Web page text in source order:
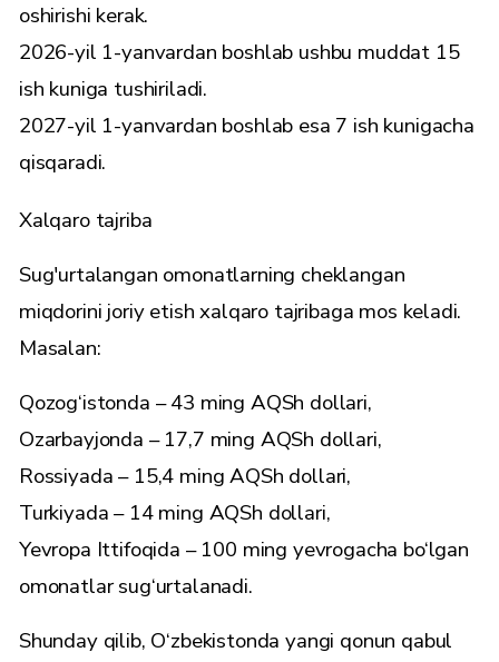
oshirishi kerak.
2026-yil 1-yanvardan boshlab ushbu muddat 15
ish kuniga tushiriladi.
2027-yil 1-yanvardan boshlab esa 7 ish kunigacha
qisqaradi.
Xalqaro tajriba
Sug'urtalangan omonatlarning cheklangan
miqdorini joriy etish xalqaro tajribaga mos keladi.
Masalan:
Qozog‘istonda – 43 ming AQSh dollari,
Ozarbayjonda – 17,7 ming AQSh dollari,
Rossiyada – 15,4 ming AQSh dollari,
Turkiyada – 14 ming AQSh dollari,
Yevropa Ittifoqida – 100 ming yevrogacha bo‘lgan
omonatlar sug‘urtalanadi.
Shunday qilib, O‘zbekistonda yangi qonun qabul